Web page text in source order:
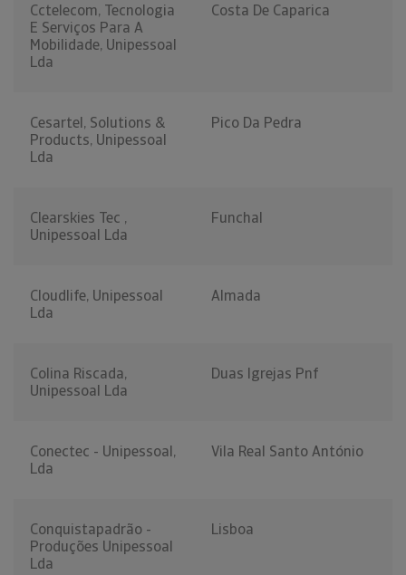
Cctelecom, Tecnologia
E Serviços Para A
Mobilidade, Unipessoal
Lda
Costa De Caparica
Cesartel, Solutions &
Products, Unipessoal
Lda
Pico Da Pedra
Clearskies Tec ,
Unipessoal Lda
Funchal
Cloudlife, Unipessoal
Lda
Almada
Colina Riscada,
Unipessoal Lda
Duas Igrejas Pnf
Conectec - Unipessoal,
Lda
Vila Real Santo António
Conquistapadrão -
Produções Unipessoal
Lda
Lisboa